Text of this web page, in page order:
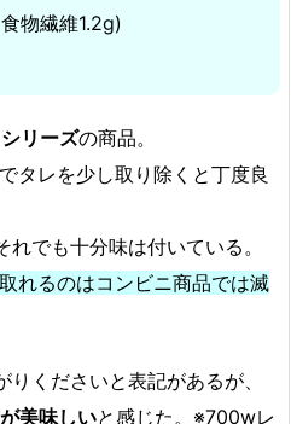
物繊維1.2g)
リーズの商品。
タレを少し取り除くと丁度良
でも十分味は付いている。
れるのはコンビニ商品では滅
くださいと表記があるが、
美味しいと感じた。※700wレ